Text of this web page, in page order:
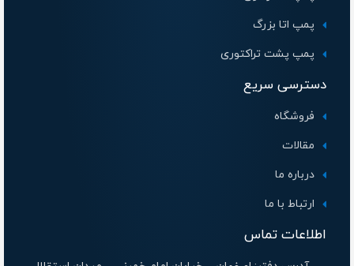
پمپ اتا بزرگ
پمپ پشت تراکتوری
دسترسی سریع
فروشگاه
مقالات
درباره ما
ارتباط با ما
اطلاعات تماس